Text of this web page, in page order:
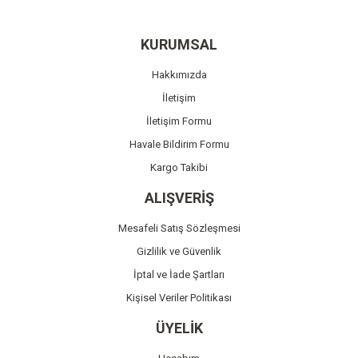
Ürün bilgilerinde hatalar bulunuyor.
Ürün fiyatı diğer sitelerden daha pahalı.
Bu ürüne benzer farklı alternatifler olmalı.
Gönder
KURUMSAL
Hakkımızda
İletişim
İletişim Formu
Havale Bildirim Formu
Kargo Takibi
ALIŞVERİŞ
Mesafeli Satış Sözleşmesi
Gizlilik ve Güvenlik
İptal ve İade Şartları
Kişisel Veriler Politikası
ÜYELİK